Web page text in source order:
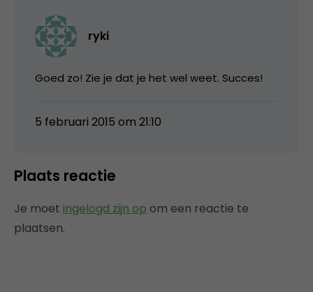
ryki
Goed zo! Zie je dat je het wel weet. Succes!
5 februari 2015 om 21:10
Plaats reactie
Je moet ingelogd zijn op om een reactie te
plaatsen.